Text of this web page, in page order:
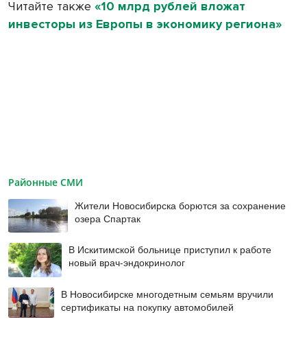
Читайте также «10 млрд рублей вложат
инвесторы из Европы в экономику региона»
Районные СМИ
Жители Новосибирска борются за сохранение
озера Спартак
В Искитимской больнице приступил к работе
новый врач-эндокринолог
В Новосибирске многодетным семьям вручили
сертификаты на покупку автомобилей